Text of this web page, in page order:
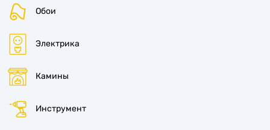
Обои
Электрика
Камины
Инструмент